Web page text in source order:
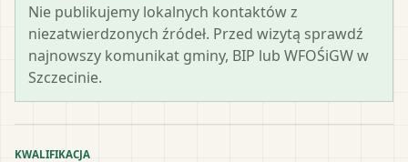
Nie publikujemy lokalnych kontaktów z
niezatwierdzonych źródeł. Przed wizytą sprawdź
najnowszy komunikat gminy, BIP lub WFOŚiGW w
Szczecinie.
KWALIFIKACJA